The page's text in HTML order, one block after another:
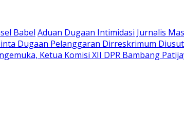
Babel Aduan Dugaan Intimidasi Jurnalis
Dugaan Pelanggaran Dirreskrimum
Ketua Komisi XII DPR Bambang